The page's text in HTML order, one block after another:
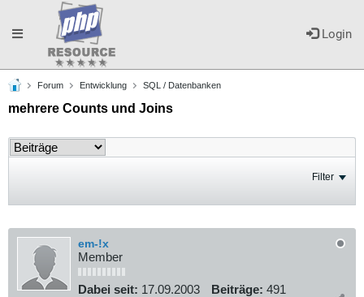
Login
Toggle
navigation
Forum Entwicklung SQL / Datenbanken
mehrere Counts und Joins
Filter
em-!x
Member
Dabei seit: 17.09.2003 Beiträge: 491